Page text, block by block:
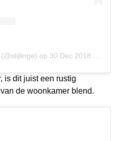
op 30 Dec 2018 om 2:09 (PST)
is dit juist een rustig
de woonkamer blend.